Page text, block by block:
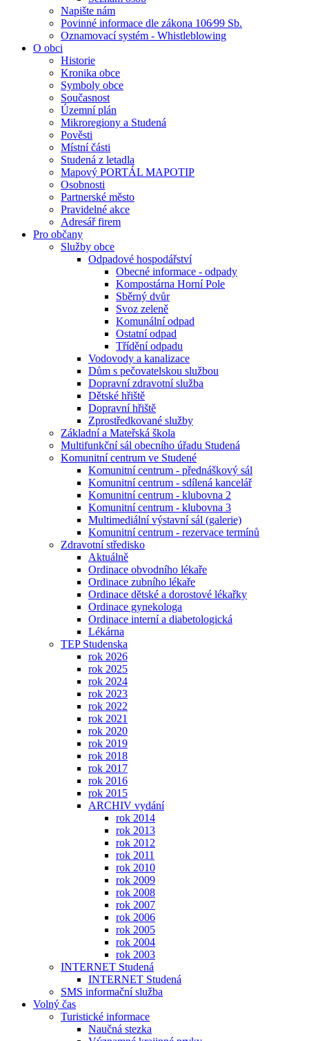
Napište nám
Povinné informace dle zákona 106⁄99 Sb.
Oznamovací systém - Whistleblowing
O obci
Historie
Kronika obce
Symboly obce
Současnost
Územní plán
Mikroregiony a Studená
Pověsti
Místní části
Studená z letadla
Mapový PORTÁL MAPOTIP
Osobnosti
Partnerské město
Pravidelné akce
Adresář firem
Pro občany
Služby obce
Odpadové hospodářství
Obecné informace - odpady
Kompostárna Horní Pole
Sběrný dvůr
Svoz zeleně
Komunální odpad
Ostatní odpad
Třídění odpadu
Vodovody a kanalizace
Dům s pečovatelskou službou
Dopravní zdravotní služba
Dětské hřiště
Dopravní hřiště
Zprostředkované služby
Základní a Mateřská škola
Multifunkční sál obecního úřadu Studená
Komunitní centrum ve Studené
Komunitní centrum - přednáškový sál
Komunitní centrum - sdílená kancelář
Komunitní centrum - klubovna 2
Komunitní centrum - klubovna 3
Multimediální výstavní sál (galerie)
Komunitní centrum - rezervace termínů
Zdravotní středisko
Aktuálně
Ordinace obvodního lékaře
Ordinace zubního lékaře
Ordinace dětské a dorostové lékařky
Ordinace gynekologa
Ordinace interní a diabetologická
Lékárna
TEP Studenska
rok 2026
rok 2025
rok 2024
rok 2023
rok 2022
rok 2021
rok 2020
rok 2019
rok 2018
rok 2017
rok 2016
rok 2015
ARCHIV vydání
rok 2014
rok 2013
rok 2012
rok 2011
rok 2010
rok 2009
rok 2008
rok 2007
rok 2006
rok 2005
rok 2004
rok 2003
INTERNET Studená
INTERNET Studená
SMS informační služba
Volný čas
Turistické informace
Naučná stezka